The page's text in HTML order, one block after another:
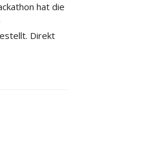
hat die
Direkt